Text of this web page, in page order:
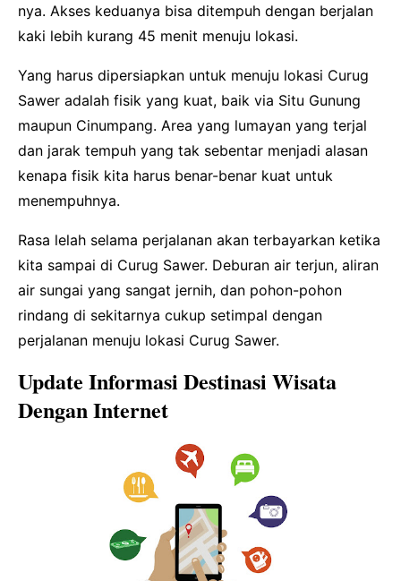
nya. Akses keduanya bisa ditempuh dengan berjalan
kaki lebih kurang 45 menit menuju lokasi.
Yang harus dipersiapkan untuk menuju lokasi Curug
Sawer adalah fisik yang kuat, baik via Situ Gunung
maupun Cinumpang. Area yang lumayan yang terjal
dan jarak tempuh yang tak sebentar menjadi alasan
kenapa fisik kita harus benar-benar kuat untuk
menempuhnya.
Rasa lelah selama perjalanan akan terbayarkan ketika
kita sampai di Curug Sawer. Deburan air terjun, aliran
air sungai yang sangat jernih, dan pohon-pohon
rindang di sekitarnya cukup setimpal dengan
perjalanan menuju lokasi Curug Sawer.
Update Informasi Destinasi Wisata
Dengan Internet